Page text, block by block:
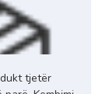
tjetër